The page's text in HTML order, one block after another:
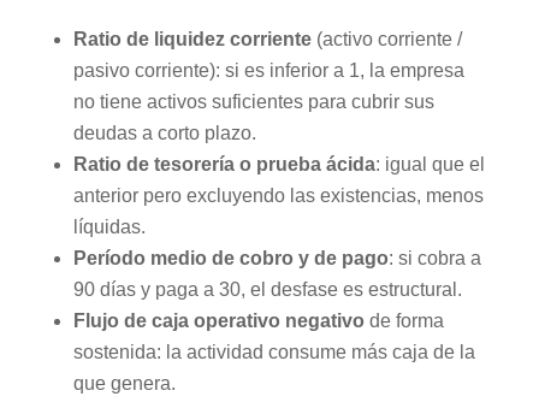
Ratio de liquidez corriente(activo corriente /
pasivo corriente): si es inferior a 1, la empresa
no tiene activos suficientes para cubrir sus
deudas a corto plazo.
Ratio de tesorería o prueba ácida: igual que el
anterior pero excluyendo las existencias, menos
líquidas.
Período medio de cobro y de pago: si cobra a
90 días y paga a 30, el desfase es estructural.
Flujo de caja operativo negativo de forma
sostenida: la actividad consume más caja de la
que genera.